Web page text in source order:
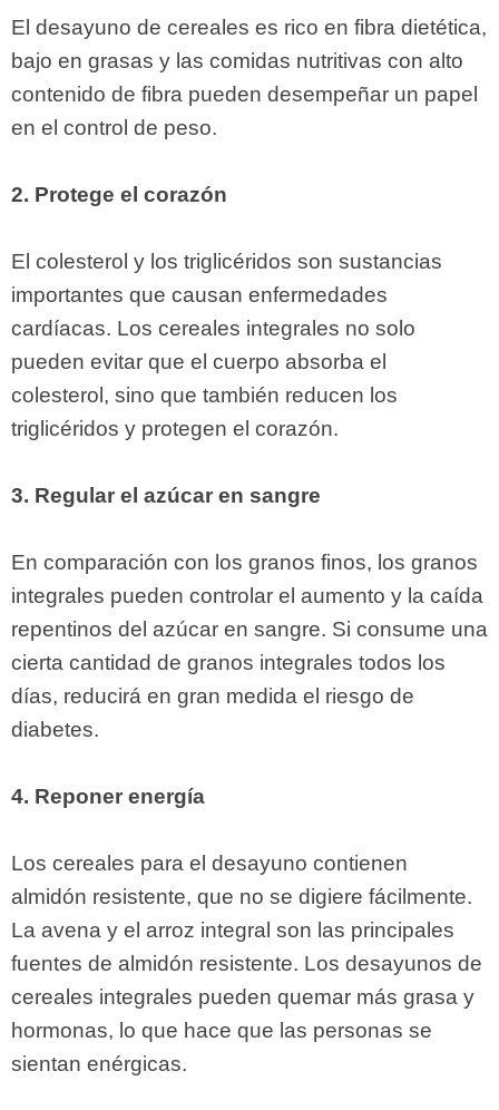
El desayuno de cereales es rico en fibra dietética,
bajo en grasas y las comidas nutritivas con alto
contenido de fibra pueden desempeñar un papel
en el control de peso.
2. Protege el corazón
El colesterol y los triglicéridos son sustancias
importantes que causan enfermedades
cardíacas. Los cereales integrales no solo
pueden evitar que el cuerpo absorba el
colesterol, sino que también reducen los
triglicéridos y protegen el corazón.
3. Regular el azúcar en sangre
En comparación con los granos finos, los granos
integrales pueden controlar el aumento y la caída
repentinos del azúcar en sangre. Si consume una
cierta cantidad de granos integrales todos los
días, reducirá en gran medida el riesgo de
diabetes.
4. Reponer energía
Los cereales para el desayuno contienen
almidón resistente, que no se digiere fácilmente.
La avena y el arroz integral son las principales
fuentes de almidón resistente. Los desayunos de
cereales integrales pueden quemar más grasa y
hormonas, lo que hace que las personas se
sientan enérgicas.